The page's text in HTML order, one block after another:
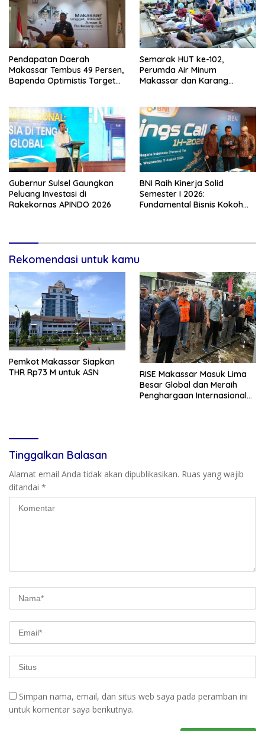
Pendapatan Daerah
Makassar Tembus 49 Persen,
Bapenda Optimistis Target
Semarak HUT ke-102,
Perumda Air Minum
Makassar dan Karang
Gubernur Sulsel Gaungkan
Peluang Investasi di
Rakekornas APINDO 2026
BNI Raih Kinerja Solid
Semester I 2026:
Fundamental Bisnis Kokoh
Rekomendasi untuk kamu
Pemkot Makassar Siapkan
THR Rp73 M untuk ASN
RISE Makassar Masuk Lima
Besar Global dan Meraih
Penghargaan Internasional
Tinggalkan Balasan
Alamat email Anda tidak akan dipublikasikan. Ruas yang wajib
ditandai *
Simpan nama, email, dan situs web saya pada peramban ini
untuk komentar saya berikutnya.